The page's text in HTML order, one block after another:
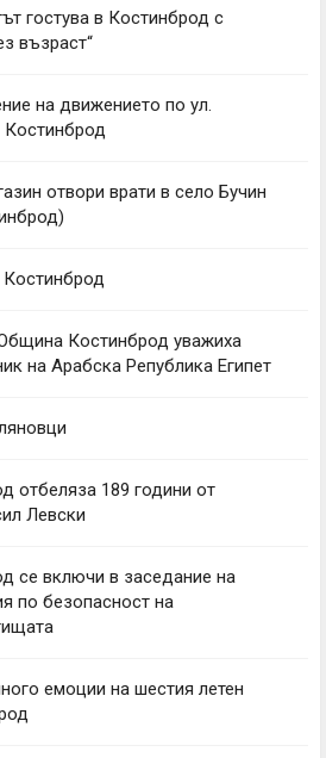
гостува в Костинброд с
възраст“
на движението по ул.
отвори врати в село Бучин
Костинброд уважиха
на Арабска Република Египет
отбеляза 189 години от
Левски
се включи в заседание на
по безопасност на
емоции на шестия летен